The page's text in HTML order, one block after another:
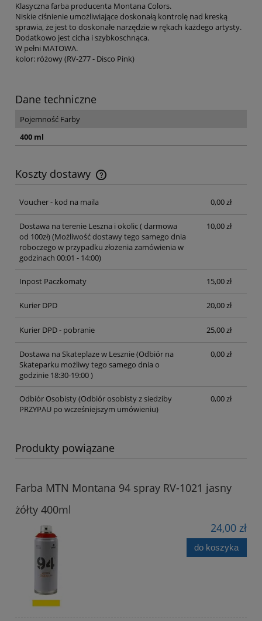
Klasyczna farba producenta Montana Colors.
Niskie ciśnienie umożliwiające doskonałą kontrolę nad kreską
sprawia, że jest to doskonałe narzędzie w rękach każdego artysty.
Dodatkowo jest cicha i szybkoschnąca.
W pełni MATOWA.
kolor: różowy (RV-277 - Disco Pink)
Dane techniczne
Pojemność Farby
400 ml
Koszty dostawy
Cena nie zawiera ewentualnych kosztów płatności
Voucher - kod na maila
0,00 zł
Dostawa na terenie Leszna i okolic ( darmowa
od 100zł)(Możliwość dostawy tego samego dnia
roboczego w przypadku złożenia zamówienia w
godzinach 00:01 - 14:00)
10,00 zł
Inpost Paczkomaty 15,00 zł
Kurier DPD 20,00 zł
Kurier DPD - pobranie 25,00 zł
Dostawa na Skateplaze w Lesznie(Odbiór na
Skateparku możliwy tego samego dnia o
godzinie 18:30-19:00 )
0,00 zł
Odbiór Osobisty(Odbiór osobisty z siedziby
PRZYPAU po wcześniejszym umówieniu)
0,00 zł
Produkty powiązane
Farba MTN Montana 94 spray RV-1021 jasny
żółty 400ml
24,00 zł
do koszyka